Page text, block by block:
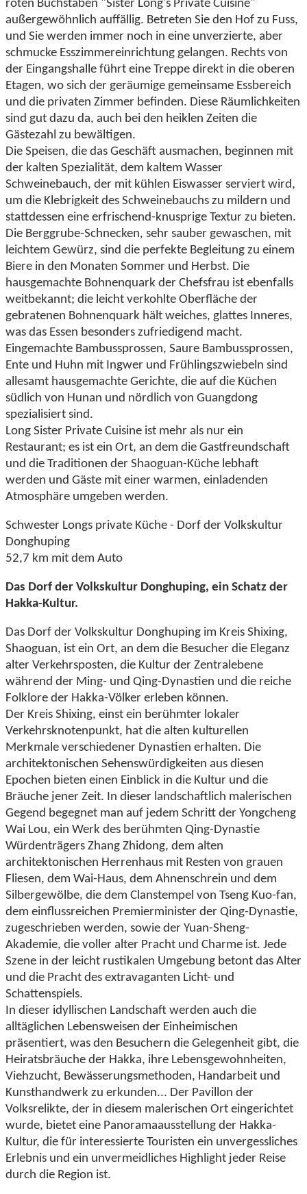
roten Buchstaben "Sister Long's Private Cuisine"
außergewöhnlich auffällig. Betreten Sie den Hof zu Fuss,
und Sie werden immer noch in eine unverzierte, aber
schmucke Esszimmereinrichtung gelangen. Rechts von
der Eingangshalle führt eine Treppe direkt in die oberen
Etagen, wo sich der geräumige gemeinsame Essbereich
und die privaten Zimmer befinden. Diese Räumlichkeiten
sind gut dazu da, auch bei den heiklen Zeiten die
Gästezahl zu bewältigen.
Die Speisen, die das Geschäft ausmachen, beginnen mit
der kalten Spezialität, dem kaltem Wasser
Schweinebauch, der mit kühlen Eiswasser serviert wird,
um die Klebrigkeit des Schweinebauchs zu mildern und
stattdessen eine erfrischend-knusprige Textur zu bieten.
Die Berggrube-Schnecken, sehr sauber gewaschen, mit
leichtem Gewürz, sind die perfekte Begleitung zu einem
Biere in den Monaten Sommer und Herbst. Die
hausgemachte Bohnenquark der Chefsfrau ist ebenfalls
weitbekannt; die leicht verkohlte Oberfläche der
gebratenen Bohnenquark hält weiches, glattes Inneres,
was das Essen besonders zufriedigend macht.
Eingemachte Bambussprossen, Saure Bambussprossen,
Ente und Huhn mit Ingwer und Frühlingszwiebeln sind
allesamt hausgemachte Gerichte, die auf die Küchen
südlich von Hunan und nördlich von Guangdong
spezialisiert sind.
Long Sister Private Cuisine ist mehr als nur ein
Restaurant; es ist ein Ort, an dem die Gastfreundschaft
und die Traditionen der Shaoguan-Küche lebhaft
werden und Gäste mit einer warmen, einladenden
Atmosphäre umgeben werden.
Schwester Longs private Küche - Dorf der Volkskultur
Donghuping
52,7 km mit dem Auto
Das Dorf der Volkskultur Donghuping, ein Schatz der
Hakka-Kultur.
Das Dorf der Volkskultur Donghuping im Kreis Shixing,
Shaoguan, ist ein Ort, an dem die Besucher die Eleganz
alter Verkehrsposten, die Kultur der Zentralebene
während der Ming- und Qing-Dynastien und die reiche
Folklore der Hakka-Völker erleben können.
Der Kreis Shixing, einst ein berühmter lokaler
Verkehrsknotenpunkt, hat die alten kulturellen
Merkmale verschiedener Dynastien erhalten. Die
architektonischen Sehenswürdigkeiten aus diesen
Epochen bieten einen Einblick in die Kultur und die
Bräuche jener Zeit. In dieser landschaftlich malerischen
Gegend begegnet man auf jedem Schritt der Yongcheng
Wai Lou, ein Werk des berühmten Qing-Dynastie
Würdenträgers Zhang Zhidong, dem alten
architektonischen Herrenhaus mit Resten von grauen
Fliesen, dem Wai-Haus, dem Ahnenschrein und dem
Silbergewölbe, die dem Clanstempel von Tseng Kuo-fan,
dem einflussreichen Premierminister der Qing-Dynastie,
zugeschrieben werden, sowie der Yuan-Sheng-
Akademie, die voller alter Pracht und Charme ist. Jede
Szene in der leicht rustikalen Umgebung betont das Alter
und die Pracht des extravaganten Licht- und
Schattenspiels.
In dieser idyllischen Landschaft werden auch die
alltäglichen Lebensweisen der Einheimischen
präsentiert, was den Besuchern die Gelegenheit gibt, die
Heiratsbräuche der Hakka, ihre Lebensgewohnheiten,
Viehzucht, Bewässerungsmethoden, Handarbeit und
Kunsthandwerk zu erkunden... Der Pavillon der
Volksrelikte, der in diesem malerischen Ort eingerichtet
wurde, bietet eine Panoramaausstellung der Hakka-
Kultur, die für interessierte Touristen ein unvergessliches
Erlebnis und ein unvermeidliches Highlight jeder Reise
durch die Region ist.